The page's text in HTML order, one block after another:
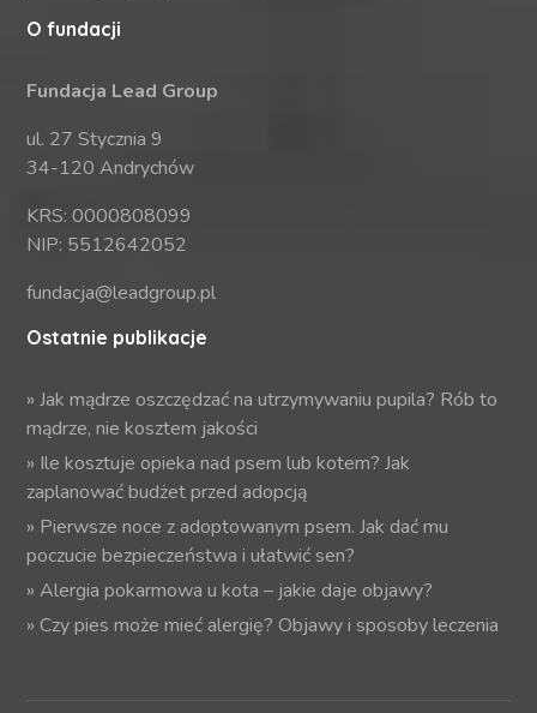
O fundacji
Fundacja Lead Group
ul. 27 Stycznia 9
34-120 Andrychów
KRS: 0000808099
NIP: 5512642052
fundacja@leadgroup.pl
Ostatnie publikacje
»Jak mądrze oszczędzać na utrzymywaniu pupila? Rób to
mądrze, nie kosztem jakości
» Ile kosztuje opieka nad psem lub kotem? Jak
zaplanować budżet przed adopcją
» Pierwsze noce z adoptowanym psem. Jak dać mu
poczucie bezpieczeństwa i ułatwić sen?
»Alergia pokarmowa u kota – jakie daje objawy?
»Czy pies może mieć alergię? Objawy i sposoby leczenia